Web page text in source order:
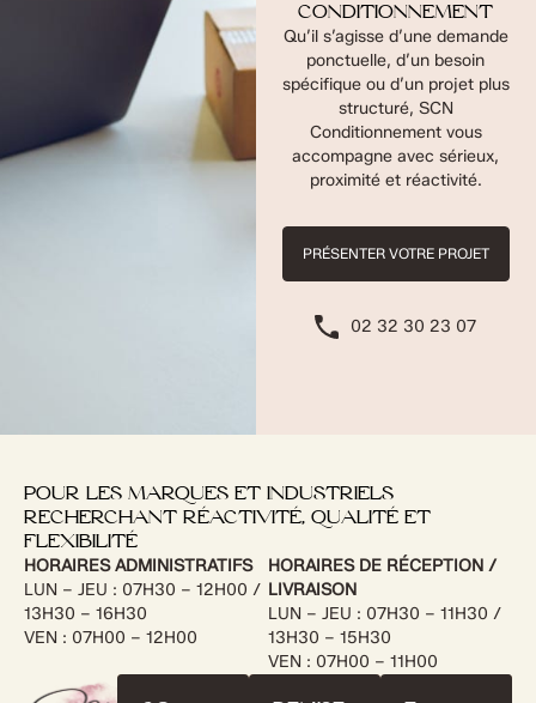
CONDITIONNEMENT
Qu’il s’agisse d’une demande
ponctuelle, d’un besoin
spécifique ou d’un projet plus
structuré, SCN
Conditionnement vous
accompagne avec sérieux,
proximité et réactivité.
PRÉSENTER VOTRE PROJET
02 32 30 23 07
POUR LES MARQUES ET INDUSTRIELS
RECHERCHANT RÉACTIVITÉ, QUALITÉ ET
FLEXIBILITÉ
HORAIRES ADMINISTRATIFS
LUN – JEU : 07H30 – 12H00 /
13H30 – 16H30
VEN : 07H00 – 12H00
HORAIRES DE RÉCEPTION /
LIVRAISON
LUN – JEU : 07H30 – 11H30 /
13H30 – 15H30
VEN : 07H00 – 11H00